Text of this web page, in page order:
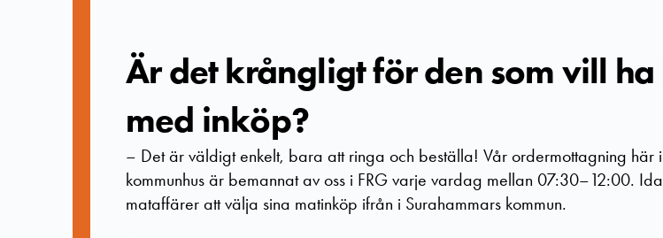
Är det krångligt fördensom vill
med inköp?
– Det är väldigt enkelt, bara att ringa och beställa! Vår ordermottagning här
kommunhus är bemannat av oss i FRG varje vardag mellan 07:30–12:00.
mataffärer att välja sina matinköp ifrån i Surahammars kommun.